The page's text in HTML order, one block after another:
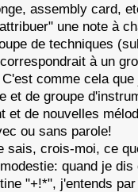
assembly card,
une note à
de techniques
à un
comme cela
et de groupe
et de nouvelles
ou sans parole!
sais, crois-moi, ce
quand je
"+!*", j'entends